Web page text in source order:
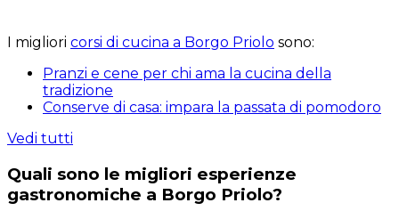
I migliori corsi di cucina a Borgo Priolo sono:
Pranzi e cene per chi ama la cucina della
tradizione
Conserve di casa: impara la passata di pomodoro
Vedi tutti
Quali sono le migliori esperienze
gastronomiche a Borgo Priolo?